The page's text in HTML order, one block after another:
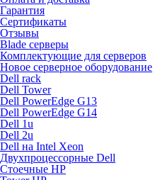
Гарантия
Сертификаты
Отзывы
Blade серверы
Комплектующие для серверов
Новое серверное оборудование
Dell rack
Dell Tower
Dell PowerEdge G13
Dell PowerEdge G14
Dell 1u
Dell 2u
Dell на Intel Xeon
Двухпроцессорные Dell
Стоечные HP